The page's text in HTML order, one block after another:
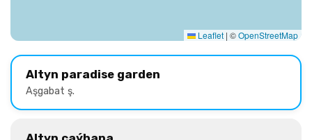
Leaflet | ©OpenStreetMap
Altyn paradise garden
Aşgabat ş.